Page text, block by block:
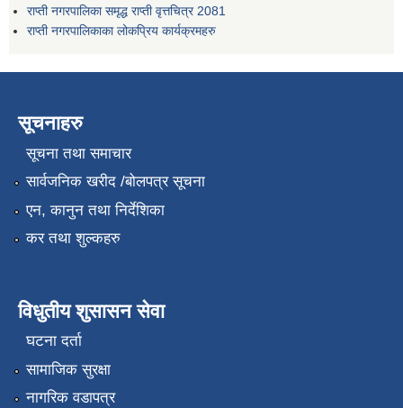
राप्ती नगरपालिका समृद्ध राप्ती वृत्तचित्र 2081
राप्ती नगरपालिकाका लोकप्रिय कार्यक्रमहरु
सूचनाहरु
सूचना तथा समाचार
सार्वजनिक खरीद /बोलपत्र सूचना
एन, कानुन तथा निर्देशिका
कर तथा शुल्कहरु
विधुतीय शुसासन सेवा
घटना दर्ता
सामाजिक सुरक्षा
नागरिक वडापत्र